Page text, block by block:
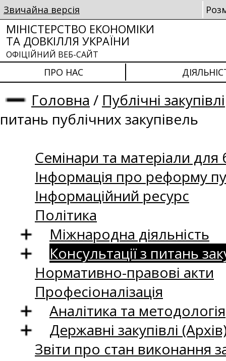
Звичайна версія
МІНІСТЕРСТВО ЕКОНОМІКИ
ТА ДОВКІЛЛЯ УКРАЇНИ
ОФІЦІЙНИЙ ВЕБ-САЙТ
ПРО НАС
Головна / Публічні закупівлі
питань публічних закупівель
Семінари та матеріали для
Інформація про реформу
Інформаційний ресурс
Політика
Міжнародна діяльність
Консультації з питань
Нормативно-правові акти
Професіоналізація
Аналітика та методологія
Державні закупівлі
Звіти про стан виконання